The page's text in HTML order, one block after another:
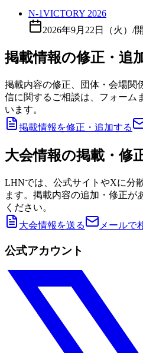
N-1VICTORY 2026
2026年9月22日（火） /
掲載情報の修正・追
掲載内容の修正、団体・会場関
信に関するご相談は、フォーム
います。
掲載情報を修正・追加する
大会情報の掲載・修
LHNでは、公式サイトやXに分
ます。掲載内容の追加・修正が
ください。
大会情報を送る
メールで
公式アカウント